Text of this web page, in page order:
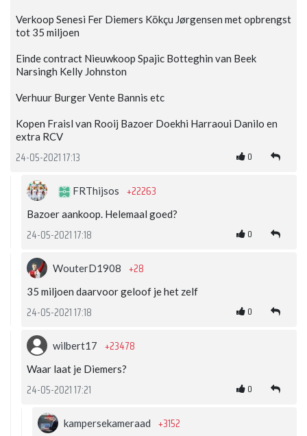
Verkoop Senesi Fer Diemers Kökçu Jørgensen met opbrengst
tot 35 miljoen
Einde contract Nieuwkoop Spajic Botteghin van Beek
Narsingh Kelly Johnston
Verhuur Burger Vente Bannis etc
Kopen Fraisl van Rooij Bazoer Doekhi Harraoui Danilo en
extra RCV
24-05-2021 17:13 0
FRThijsos +22263
Bazoer aankoop. Helemaal goed?
24-05-2021 17:18 0
WouterD1908 +28
35 miljoen daarvoor geloof je het zelf
24-05-2021 17:18 0
wilbert17 +23478
Waar laat je Diemers?
24-05-2021 17:21 0
kampersekameraad +3152